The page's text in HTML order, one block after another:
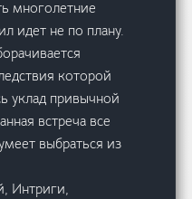
многолетние
идет не по плану.
которой
уклад привычной
встреча все
выбраться из
Интриги,